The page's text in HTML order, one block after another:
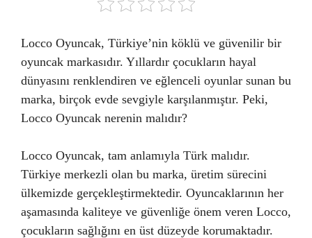
Locco Oyuncak, Türkiye’nin köklü ve güvenilir bir
oyuncak markasıdır. Yıllardır çocukların hayal
dünyasını renklendiren ve eğlenceli oyunlar sunan bu
marka, birçok evde sevgiyle karşılanmıştır. Peki,
Locco Oyuncak nerenin malıdır?
Locco Oyuncak, tam anlamıyla Türk malıdır.
Türkiye merkezli olan bu marka, üretim sürecini
ülkemizde gerçekleştirmektedir. Oyuncaklarının her
aşamasında kaliteye ve güvenliğe önem veren Locco,
çocukların sağlığını en üst düzeyde korumaktadır.